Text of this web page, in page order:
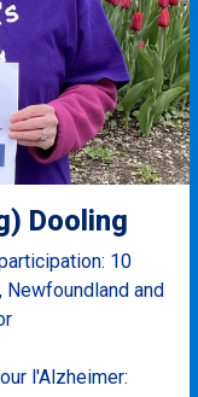
Dooling
10
Newfoundland and
l'Alzheimer: